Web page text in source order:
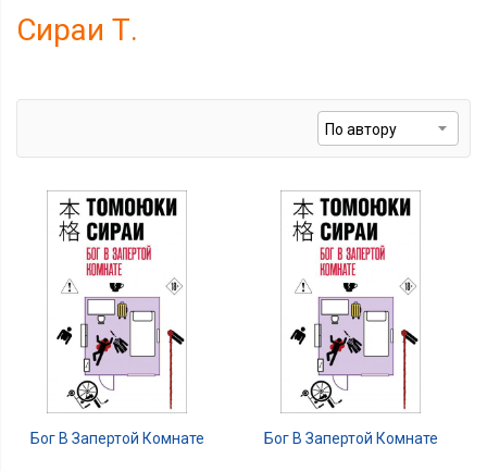
Сираи Т.
Бог В Запертой Комнате Бог В Запертой Комнате